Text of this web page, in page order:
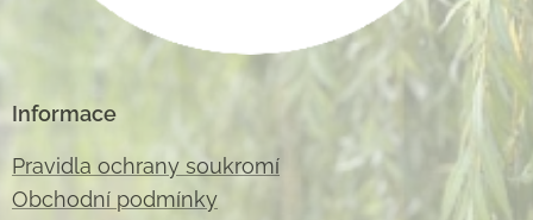
Informace
Pravidla ochrany soukromí
Obchodní podmínky